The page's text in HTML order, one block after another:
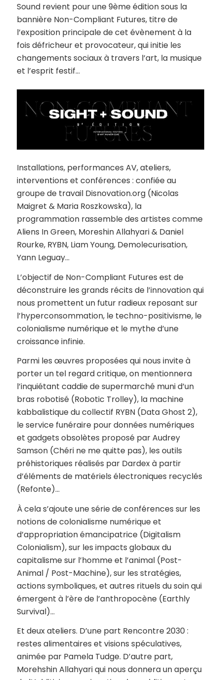
Sound revient pour une 9ème édition sous la
bannière Non-Compliant Futures, titre de
l’exposition principale de cet évènement à la
fois défricheur et provocateur,qui initie les
changements sociaux à travers l’art, la musique
et l’esprit festif…
Installations, performances AV, ateliers,
interventions et conférences : confiée au
groupe de travail Disnovation.org (Nicolas
Maigret & Maria Roszkowska), la
programmation rassemble des artistes comme
Aliens In Green, Moreshin Allahyari & Daniel
Rourke, RYBN, Liam Young, Demolecurisation,
Yann Leguay…
L’objectif de Non-Compliant Futures est de
déconstruire les grands récits de l’innovation qui
nous promettent un futur radieux reposant sur
l’hyperconsommation, le techno-positivisme, le
colonialisme numérique et le mythe d’une
croissance infinie.
Parmi les œuvres proposées qui nous invite à
porter un tel regard critique, on mentionnera
l’inquiétant caddie de supermarché muni d’un
bras robotisé (Robotic Trolley), la machine
kabbalistique du collectif RYBN (Data Ghost 2),
le service funéraire pour données numériques
et gadgets obsolètes proposé par Audrey
Samson (Chéri ne me quitte pas), les outils
préhistoriques réalisés par Dardex à partir
d’éléments de matériels électroniques recyclés
(Refonte)…
À cela s’ajoute une série de conférences sur les
notions de colonialisme numérique et
d’appropriation émancipatrice (Digitalism
Colonialism),sur les impacts globaux du
capitalismesur l’homme et l’animal (Post-
Animal / Post-Machine), sur les stratégies,
actions symboliques, et autres rituels du soin qui
émergent à l’ère de l’anthropocène (Earthly
Survival)…
Et deux ateliers. D’une part Rencontre 2030 :
restes alimentaires et visions spéculatives,
animée par Pamela Tudge. D’autre part,
Morehshin Allahyari qui nous donnera un aperçu